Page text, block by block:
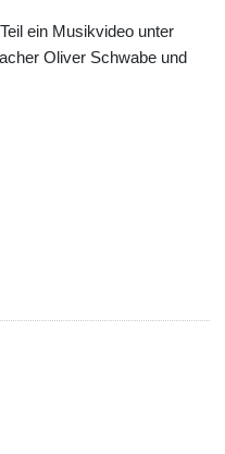
ein Musikvideo unter
Oliver Schwabe und